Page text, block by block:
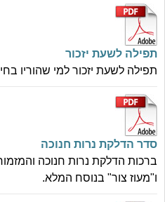
תפילה לשעת יזכור
תפילה לשעת יזכור למי שהוריו
סדר הדלקת נרות חנוכה
ברכות הדלקת נרות חנוכה
ו"מעוז צור" בנוסח המלא.